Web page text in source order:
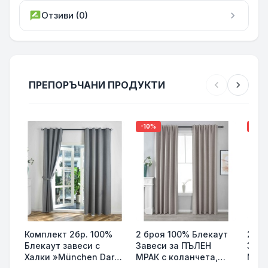
rate_reviewОтзиви (0) chevron_right
ПРЕПОРЪЧАНИ ПРОДУКТИ chevron_left chevron_right
Комплект 2бр. 100%
Блекаут завеси с
Халки »München Dark«
-10%
2 броя 100% Блекаут
Завеси за ПЪЛЕН
МРАК с коланчета,
2